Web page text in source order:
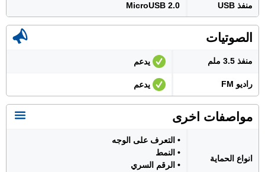
منفذ USB MicroUSB 2.0
الصوتيات
منفذ 3.5 ملم يدعم
راديو FM يدعم
مواصفات اخرى
انواع الحماية
• التعرف على الوجه
• النمط
• الرقم السري